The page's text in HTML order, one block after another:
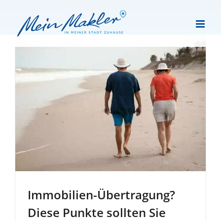
springen
Immobilien-Übertragung?
Diese Punkte sollten Sie